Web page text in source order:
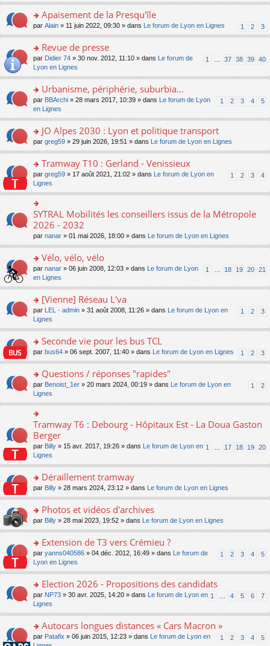
nt
ré
c
e
n
lu
pl
s
ré
e
e
n
o
n
le
pl
s
ré
c
e
m
e
s
g
e
n
o
n
le
s
ré
c
nt
n
ult
er
le
m
e
s
g
e
n
o
n
le
u
s
ré
c
e
nt
o
n
ult
er
le
m
e
s
s
e
n
o
n
le
s
ré
c
e
Apaisement de la Presqu'île
1 2 3
par Alain » 11 juin 2022, 09:30 » dans Le forum de Lyon en Lignes
o
s
er
le
m
e
s
s
e
n
o
n
lu
le
pl
u
s
ré
c
e
nt
Revue de presse
1 37 38 39 40
par Didier 74 » 30 nov. 2012, 11:10 » dans
Le forum de
Lyon en Lignes
o
n
s
er
le
m
e
s
s
g
n
o
n
lu
pl
u
s
ré
c
e
nt
Urbanisme, périphérie, suburbia...
1 2 3 4 5
par BBArchi » 28 mars 2017, 10:39 » dans
Le forum de Lyon
en Lignes
o
n
ult
er
le
m
e
s
s
g
n
o
n
lu
pl
u
s
ré
c
e
JO Alpes 2030 : Lyon et politique transport
par greg59 » 29 juin 2026, 19:51 » dans Le forum de Lyon en Lignes
o
s
ult
er
le
m
e
s
s
g
o
n
lu
le
u
s
ré
c
e
nt
Tramway T10 : Gerland - Venissieux
1 2 3 4
par greg59 » 17 août 2021, 21:02 » dans
Le forum de Lyon en
Lignes
o
n
ult
er
le
m
e
s
a
g
e
n
o
n
pl
u
s
ré
c
e
nt
SYTRAL Mobilités les conseillers issus de la Métropole
2026 - 2032
par nanar » 01 mai 2026, 18:00 » dans Le forum de Lyon en Lignes
o
n
s
er
le
m
e
s
s
e
n
o
n
lu
le
pl
u
s
ré
c
e
nt
Vélo, vélo, vélo
1 18 19 20 21
par nanar » 06 juin 2008, 12:03 » dans
Le forum de Lyon
en Lignes
o
s
er
le
m
e
s
s
g
n
o
n
lu
le
u
s
ré
c
e
[Vienne] Réseau L'va
1 2 3
par LEL - admin » 31 août 2008, 11:26 » dans
Le forum de Lyon en
Lignes
o
n
ult
er
le
m
e
s
g
o
n
lu
pl
u
s
ré
c
e
Seconde vie pour les bus TCL
1 2 3
par bus64 » 06 sept. 2007, 11:40 » dans Le forum de Lyon en Lignes
o
s
ult
er
le
m
e
s
s
a
e
o
n
lu
pl
u
s
ré
c
e
nt
Questions / réponses "rapides"
1 2
par Benoist_1er » 20 mars 2024, 00:19 » dans
Le forum de Lyon en
Lignes
o
n
ult
er
le
m
e
s
a
g
e
n
o
n
pl
u
s
ré
c
nt
Tramway T6 : Debourg - Hôpitaux Est - La Doua Gaston
Berger
1 17 18 19 20
par Billy » 15 avr. 2017, 19:26 » dans
Le forum de Lyon en
Lignes
o
n
ult
er
le
m
e
s
g
e
n
o
n
le
Déraillement tramway
par Billy » 28 mars 2024, 23:12 » dans Le forum de Lyon en Lignes
o
n
ult
er
le
m
e
s
s
e
n
Photos et vidéos d'archives
par Billy » 28 mai 2023, 19:52 » dans Le forum de Lyon en Lignes
o
s
er
le
m
e
s
s
a
Extension de T3 vers Crémieu ?
1 2 3 4 5
par yanns040586 » 04 déc. 2012, 16:49 » dans
Le forum de
Lyon en Lignes
o
s
er
le
Election 2026 - Propositions des candidats
1 4 5 6 7
par NP73 » 30 avr. 2025, 14:20 » dans
Le forum de Lyon en
Lignes
o
Autocars longues distances « Cars Macron »
1 2 3 4 5
par Patafix » 06 juin 2015, 12:23 » dans
Le forum de Lyon en